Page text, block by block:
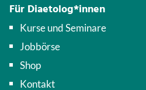
Für Diaetolog*innen
Kurse und Seminare
Jobbörse
Shop
Kontakt